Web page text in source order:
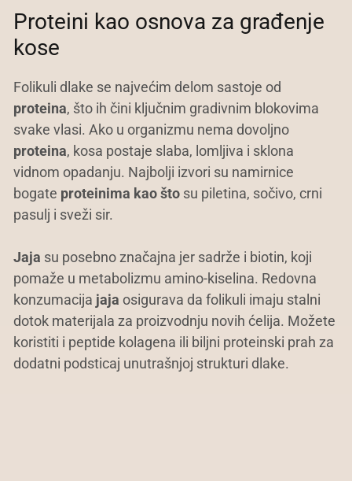
Proteini kao osnova za građenje
kose
Folikuli dlake se najvećim delom sastoje od
proteina, što ih čini ključnim gradivnim blokovima
svake vlasi. Ako u organizmu nema dovoljno
proteina, kosa postaje slaba, lomljiva i sklona
vidnom opadanju. Najbolji izvori su namirnice
bogate proteinima kao što su piletina, sočivo, crni
pasulj i sveži sir.
Jaja su posebno značajna jer sadrže i biotin, koji
pomaže u metabolizmu amino-kiselina. Redovna
konzumacija jaja osigurava da folikuli imaju stalni
dotok materijala za proizvodnju novih ćelija. Možete
koristiti i peptide kolagena ili biljni proteinski prah za
dodatni podsticaj unutrašnjoj strukturi dlake.